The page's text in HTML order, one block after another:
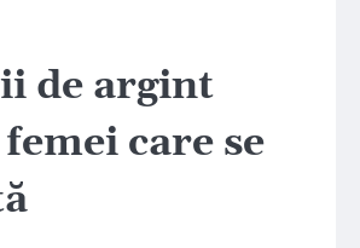
de argint
care se